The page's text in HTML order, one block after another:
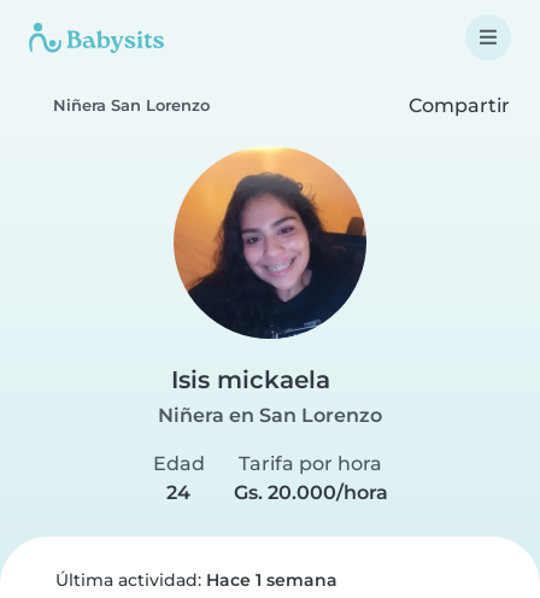
Niñera San Lorenzo Compartir
Isis mickaela
Niñera en San Lorenzo
Edad
24
Tarifa por hora
Gs. 20.000/hora
Última actividad: Hace 1 semana